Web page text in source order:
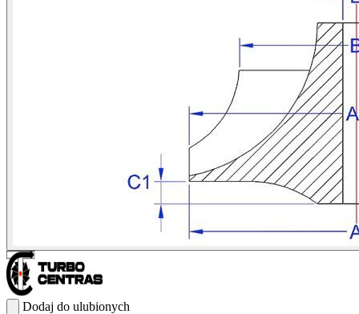
Dodaj do ulubionych